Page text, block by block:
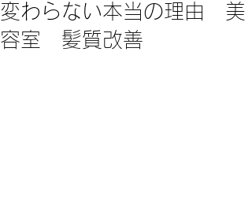
変わらない本当の理由 美
容室 髪質改善